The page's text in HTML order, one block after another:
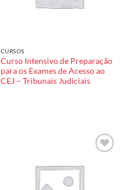
CURSOS
Curso Intensivo de Preparação
para os Exames de Acesso ao
CEJ – Tribunais Judiciais